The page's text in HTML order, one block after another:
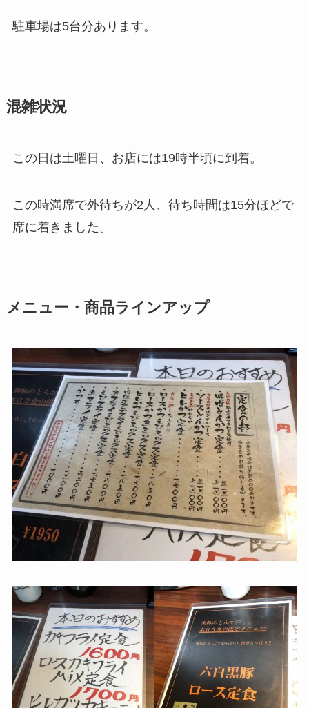
駐車場は5台分あります。
混雑状況
この日は土曜日、お店には19時半頃に到着。
この時満席で外待ちが2人、待ち時間は15分ほどで
席に着きました。
メニュー・商品ラインアップ